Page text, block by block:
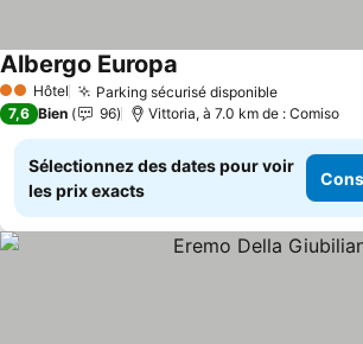
2 Étoiles
Hôtel Parking sécurisé disponibleConsulter
Albergo Europa
7,6 Bien 96 Vittoria, à 7.0 km de : Comiso
Sélectionnez des dates pour voir
les prix exacts